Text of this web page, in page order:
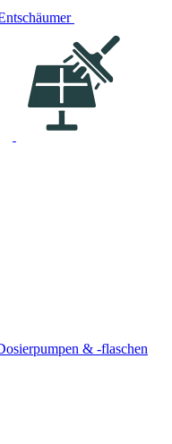
& -flaschen